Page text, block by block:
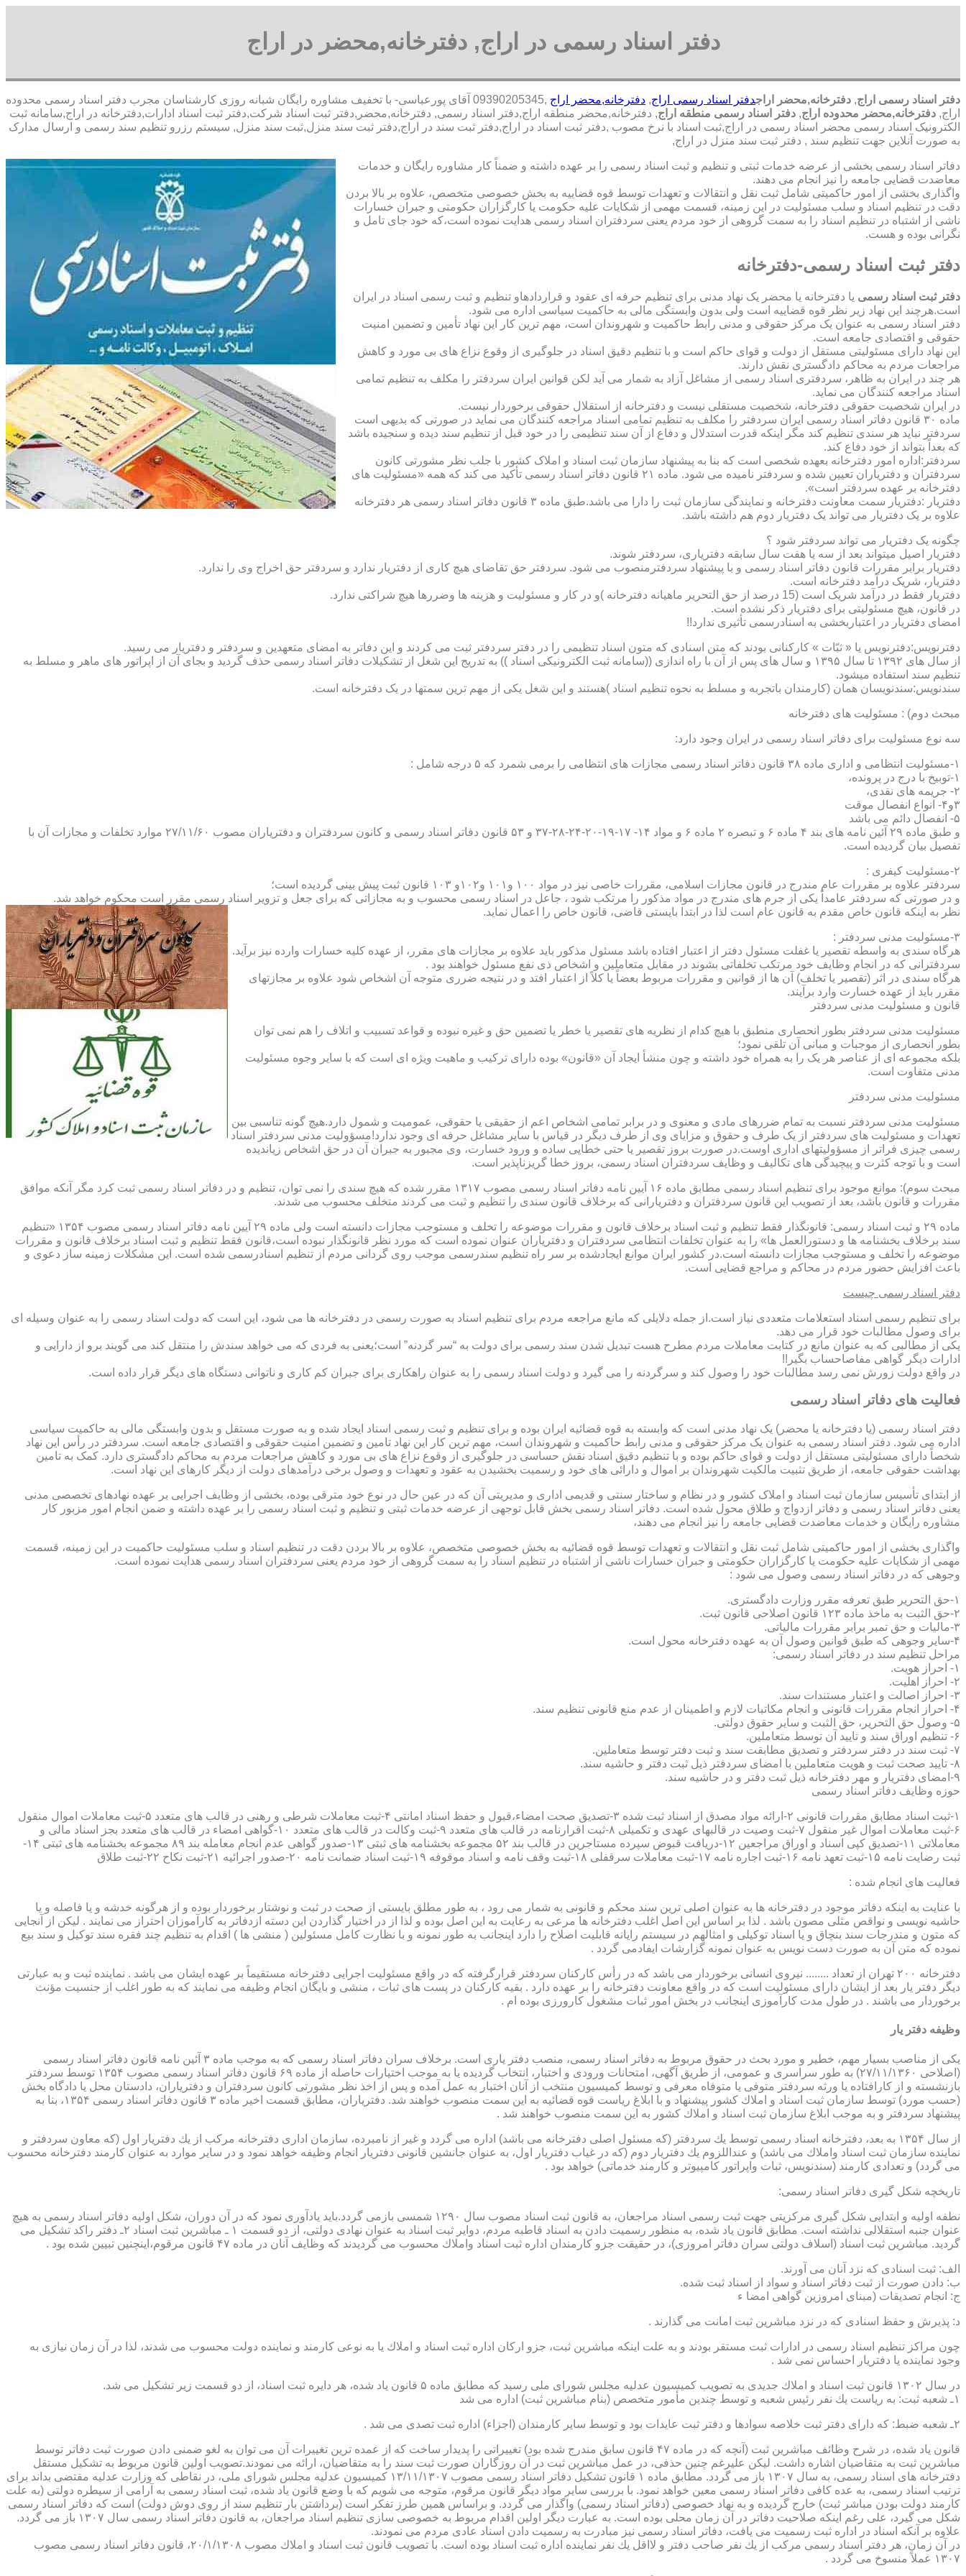
دفتر اسناد رسمی در اراج, دفترخانه,محضر در اراج
دفتر اسناد رسمی اراج, دفترخانه,محضر اراجدفتر اسناد رسمی اراج, دفترخانه,محضر اراج
,09390205345 آقای پورعباسی- با تخفیف مشاوره رايگان شبانه روزی کارشناسان مجرب دفتر اسناد رسمی محدوده
اراج, دفترخانه,محضر محدوده اراج, دفتر اسناد رسمی منطقه اراج, دفترخانه,محضر منطقه اراج,دفتر اسناد رسمی, دفترخانه,محضر,دفتر ثبت اسناد شرکت,دفتر ثبت اسناد ادارات,دفترخانه در اراج,سامانه ثبت
الکترونیک اسناد رسمی محضر اسناد رسمی در اراج,ثبت اسناد با نرخ مصوب ,دفتر ثبت اسناد در اراج,دفتر ثبت سند در اراج,دفتر ثبت سند منزل,ثبت سند منزل, سیستم رزرو تنظیم سند رسمی و ارسال مدارک
به صورت آنلاین جهت تنظیم سند , دفتر ثبت سند منزل در اراج,
دفاتر اسناد رسمی بخشی از عرضه خدمات ثبتی و تنظیم و ثبت اسناد رسمی را بر عهده داشته و ضمناً کار مشاوره رایگان و خدمات
معاضدت قضایی جامعه را نیز انجام می دهند.
واگذاری بخشی از امور حاکمیتی شامل ثبت نقل و انتقالات و تعهدات توسط قوه قضاییه به بخش خصوصی متخصص، علاوه بر بالا بردن
دقت در تنظیم اسناد و سلب مسئولیت در این زمینه، قسمت مهمی از شکایات علیه حکومت یا کارگزاران حکومتی و جبران خسارات
ناشی از اشتباه در تنظیم اسناد را به سمت گروهی از خود مردم یعنی سردفتران اسناد رسمی هدایت نموده است،که خود جای تامل و
نگرانی بوده و هست.
دفتر ثبت اسناد رسمی-دفترخانه
دفتر ثبت اسناد رسمی یا دفترخانه یا محضر یک نهاد مدنی برای تنظیم حرفه ای عقود و قراردادهاو تنظیم و ثبت رسمی اسناد در ایران
است.هرچند این نهاد زیر نظر قوه قضاییه است ولی بدون وابستگی مالی به حاکمیت سیاسی اداره می شود.
دفتر اسناد رسمی به عنوان یک مرکز حقوقی و مدنی رابط حاکمیت و شهروندان است، مهم ترین کار این نهاد تأمین و تضمین امنیت
حقوقی و اقتصادی جامعه است.
این نهاد دارای مسئولیتی مستقل از دولت و قوای حاکم است و با تنظیم دقیق اسناد در جلوگیری از وقوع نزاع های بی مورد و کاهش
مراجعات مردم به محاکم دادگستری نقش دارند.
هر چند در ایران به ظاهر، سردفتری اسناد رسمی از مشاغل آزاد به شمار می آید لکن قوانین ایران سردفتر را مکلف به تنظیم تمامی
اسناد مراجعه کنندگان می نماید.
در ایران شخصیت حقوقی دفترخانه، شخصیت مستقلی نیست و دفترخانه از استقلال حقوقی برخوردار نیست.
ماده ۳۰ قانون دفاتر اسناد رسمی ایران سردفتر را مکلف به تنظیم تمامی اسناد مراجعه کنندگان می نماید در صورتی که بدیهی است
سردفتر نباید هر سندی تنظیم کند مگر اینکه قدرت استدلال و دفاع از آن سند تنظیمی را در خود قبل از تنظیم سند دیده و سنجیده باشد
که بعداً بتواند از خود دفاع کند.
سردفتر:اداره امور دفترخانه بعهده شخصی است که بنا به پیشنهاد سازمان ثبت اسناد و املاک کشور با جلب نظر مشورتی کانون
سردفتران و دفتریاران تعیین شده و سردفتر نامیده می شود. ماده ۲۱ قانون دفاتر اسناد رسمی تأکید می کند که همه «مسئولیت های
دفترخانه بر عهده سردفتر است».
دفتریار :دفتریار سمت معاونت دفترخانه و نمایندگی سازمان ثبت را دارا می باشد.طبق ماده ۳ قانون دفاتر اسناد رسمی هر دفترخانه
علاوه بر یک دفتریار می تواند یک دفتریار دوم هم داشته باشد.
چگونه یک دفتریار می تواند سردفتر شود ؟
دفتریار اصیل میتواند بعد از سه یا هفت سال سابقه دفتریاری، سردفتر شوند.
دفتریار برابر مقررات قانون دفاتر اسناد رسمی و با پیشنهاد سردفترمنصوب می شود. سردفتر حق تقاضای هیچ کاری از دفتریار ندارد و سردفتر حق اخراج وی را ندارد.
دفتریار، شریک درآمد دفترخانه است.
دفتریار فقط در درآمد شریک است (15 درصد از حق التحریر ماهیانه دفترخانه )و در کار و مسئولیت و هزینه ها وضررها هیچ شراکتی ندارد.
در قانون، هیچ مسئولیتی برای دفتریار ذکر نشده است.
امضای دفتریار در اعتباربخشی به اسنادرسمی تأثیری ندارد!!
دفترنویس:دفترنویس یا « ثبّات » کارکنانی بودند که متن اسنادی که متون اسناد تنظیمی را در دفتر سردفتر ثبت می کردند و این دفاتر به امضای متعهدین و سردفتر و دفتریار می رسید.
از سال های ۱۳۹۲ تا سال ۱۳۹۵ و سال های پس از آن با راه اندازی ((سامانه ثبت الکترونیکی اسناد )) به تدریج این شغل از تشکیلات دفاتر اسناد رسمی حذف گردید و بجای آن از اپراتور های ماهر و مسلط به
تنظیم سند استفاده میشود.
سندنویس:سندنویسان همان (کارمندان باتجربه و مسلط به نحوه تنظیم اسناد )هستند و این شغل یکی از مهم ترین سمتها در یک دفترخانه است.
مبحث دوم) : مسئولیت های دفترخانه
سه نوع مسئولیت برای دفاتر اسناد رسمی در ایران وجود دارد:
۱-مسئولیت انتظامی و اداری ماده ۳۸ قانون دفاتر اسناد رسمی مجازات های انتظامی را برمی شمرد که ۵ درجه شامل :
۱-توبیخ با درج در پرونده،
۲- جریمه های نقدی،
۳و۴- انواع انفصال موقت
۵- انفصال دائم می باشد
و طبق ماده ۲۹ آئین نامه های بند ۴ ماده ۶ و تبصره ۲ ماده ۶ و مواد ۱۴- ۱۷-۱۹-۲۰-۲۴-۲۸-۳۷ و ۵۳ قانون دفاتر اسناد رسمی و کانون سردفتران و دفتریاران مصوب ۲۷/۱۱/۶۰ موارد تخلفات و مجازات آن با
تفصیل بیان گردیده است.
۲-مسئولیت کیفری :
سردفتر علاوه بر مقررات عام مندرج در قانون مجازات اسلامی، مقررات خاصی نیز در مواد ۱۰۰ و۱۰۱ و۱۰۲و ۱۰۳ قانون ثبت پیش بینی گردیده است؛
و در صورتی که سردفتر عامداً یکی از جرم های مندرج در مواد مذکور را مرتکب شود ، جاعل در اسناد رسمی محسوب و به مجازاتی که برای جعل و تزویر اسناد رسمی مقرر است محکوم خواهد شد.
نظر به اینکه قانون خاص مقدم به قانون عام است لذا در ابتدا بایستی قاضی، قانون خاص را اعمال نماید.
۳-مسئولیت مدنی سردفتر :
هرگاه سندی به واسطه تقصیر یا غفلت مسئول دفتر از اعتبار افتاده باشد مسئول مذکور باید علاوه بر مجازات های مقرر، از عهده کلیه خسارات وارده نیز برآید.
سردفترانی که در انجام وظایف خود مرتکب تخلفاتی بشوند در مقابل متعاملین و اشخاص ذی نفع مسئول خواهند بود .
هرگاه سندی در اثر (تقصیر یا تخلف) آن ها از قوانین و مقررات مربوط بعضاً یا کلاً از اعتبار افتد و در نتیجه ضرری متوجه آن اشخاص شود علاوه بر مجازتهای
مقرر باید از عهده خسارت وارد برآیند.
قانون و مسئولیت مدنی سردفتر
مسئولیت مدنی سردفتر بطور انحصاری منطبق با هیچ کدام از نظریه های تقصیر یا خطر یا تضمین حق و غیره نبوده و قواعد تسبیب و اتلاف را هم نمی توان
بطور انحصاری از موجبات و مبانی آن تلقی نمود؛
بلکه مجموعه ای از عناصر هر یک را به همراه خود داشته و چون منشأ ایجاد آن «قانون» بوده دارای ترکیب و ماهیت ویژه ای است که با سایر وجوه مسئولیت
مدنی متفاوت است.
مسئولیت مدنی سردفتر
مسئولیت مدنی سردفتر نسبت به تمام ضررهای مادی و معنوی و در برابر تمامی اشخاص اعم از حقیقی یا حقوقی، عمومیت و شمول دارد.هیچ گونه تناسبی بین
تعهدات و مسئولیت های سردفتر از یک طرف و حقوق و مزایای وی از طرف دیگر در قیاس با سایر مشاغل حرفه ای وجود ندارد!مسؤولیت مدنی سردفتر اسناد
رسمی چیزی فراتر از مسؤولیتهای اداری اوست.در صورت بروز تقصیر یا حتی خطایی ساده و ورود خسارت، وی مجبور به جبران آن در حق اشخاص زیاندیده
است و با توجه کثرت و پیچیدگی های تکالیف و وظایف سردفتران اسناد رسمی، بروز خطا گریزناپذیر است.
مبحث سوم): موانع موجود برای تنظیم اسناد رسمی مطابق ماده ۱۶ آیین نامه دفاتر اسناد رسمی مصوب ۱۳۱۷ مقرر شده که هیچ سندی را نمی توان، تنظیم و در دفاتر اسناد رسمی ثبت کرد مگر آنکه موافق
مقررات و قانون باشد، بعد از تصویب این قانون سردفتران و دفتریارانی که برخلاف قانون سندی را تنظیم و ثبت می کردند متخلف محسوب می شدند.
ماده ۲۹ و ثبت اسناد رسمی: قانونگذار فقط تنظیم و ثبت اسناد برخلاف قانون و مقررات موضوعه را تخلف و مستوجب مجازات دانسته است ولی ماده ۲۹ آیین نامه دفاتر اسناد رسمی مصوب ۱۳۵۴ «تنظیم
سند برخلاف بخشنامه ها و دستورالعمل ها» را به عنوان تخلفات انتظامی سردفتران و دفتریاران عنوان نموده است که مورد نظر قانونگذار نبوده است،قانون فقط تنظیم و ثبت اسناد برخلاف قانون و مقررات
موضوعه را تخلف و مستوجب مجازات دانسته است.در کشور ایران موانع ایجادشده بر سر راه تنظیم سندرسمی موجب روی گردانی مردم از تنظیم اسنادرسمی شده است. این مشکلات زمینه ساز دعوی و
باعث افزایش حضور مردم در محاکم و مراجع قضایی است.
دفتر اسناد رسمی چیست
برای تنظیم رسمی اسناد استعلامات متعددی نیاز است.از جمله دلایلی که مانع مراجعه مردم برای تنظیم اسناد به صورت رسمی در دفترخانه ها می شود، این است که دولت اسناد رسمی را به عنوان وسیله ای
برای وصول مطالبات خود قرار می دهد.
یکی از مطالبی که به عنوان مانع در کتابت معاملات مردم مطرح هست تبدیل شدن سند رسمی برای دولت به “سر گردنه” است؛یعنی به فردی که می خواهد سندش را منتقل کند می گویند برو از دارایی و
ادارات دیگر گواهی مفاصاحساب بگیر!!
در واقع دولت زورش نمی رسد مطالبات خود را وصول کند و سرگردنه را می گیرد و دولت اسناد رسمی را به عنوان راهکاری برای جبران کم کاری و ناتوانی دستگاه های دیگر قرار داده است.
فعالیت های دفاتر اسناد رسمی
دفتر اسناد رسمی (یا دفترخانه یا محضر) یک نهاد مدنی است که وابسته به قوه قضائیه ایران بوده و برای تنظیم و ثبت رسمی اسناد ایجاد شده و به صورت مستقل و بدون وابستگی مالی به حاکمیت سیاسی
اداره می شود. دفتر اسناد رسمی به عنوان یک مرکز حقوقی و مدنی رابط حاکمیت و شهروندان است، مهم ترین کار این نهاد تامین و تضمین امنیت حقوقی و اقتصادی جامعه است. سردفتر در رأس این نهاد
شخصاً دارای مسئولیتی مستقل از دولت و قوای حاکم بوده و با تنظیم دقیق اسناد نقش حساسی در جلوگیری از وقوع نزاع های بی مورد و کاهش مراجعات مردم به محاکم دادگستری دارد. کمک به تامین
بهداشت حقوقی جامعه، از طریق تثبیت مالکیت شهروندان بر اموال و دارائی های خود و رسمیت بخشیدن به عقود و تعهدات و وصول برخی درآمدهای دولت از دیگر کارهای این نهاد است.
از ابتدای تأسیس سازمان ثبت اسناد و املاک کشور و در نظام و ساختار سنتی و قدیمی اداری و مدیریتی آن که در عین حال در نوع خود مترقی بوده، بخشی از وظایف اجرایی بر عهده نهادهای تخصصی مدنی
یعنی دفاتر اسناد رسمی و دفاتر ازدواج و طلاق محول شده است. دفاتر اسناد رسمی بخش قابل توجهی از عرضه خدمات ثبتی و تنظیم و ثبت اسناد رسمی را بر عهده داشته و ضمن انجام امور مزبور کار
مشاوره رایگان و خدمات معاضدت قضایی جامعه را نیز انجام می دهند،
واگذاری بخشی از امور حاکمیتی شامل ثبت نقل و انتقالات و تعهدات توسط قوه قضائیه به بخش خصوصی متخصص، علاوه بر بالا بردن دقت در تنظیم اسناد و سلب مسئولیت حاکمیت در این زمینه، قسمت
مهمی از شکایات علیه حکومت یا کارگزاران حکومتی و جبران خسارات ناشی از اشتباه در تنظیم اسناد را به سمت گروهی از خود مردم یعنی سردفتران اسناد رسمی هدایت نموده است.
وجوهی که در دفاتر اسناد رسمی وصول می شود :
۱-حق التحریر طبق تعرفه مقرر وزارت دادگستری.
۲-حق الثبت به ماخذ ماده ۱۲۳ قانون اصلاحی قانون ثبت.
۳-مالیات و حق تمبر برابر مقررات مالیاتی.
۴-سایر وجوهی که طبق قوانین وصول آن به عهده دفترخانه محول است.
مراحل تنظیم سند در دفاتر اسناد رسمی:
۱- احراز هویت.
۲- احراز اهلیت.
۳- احراز اصالت و اعتبار مستندات سند.
۴- احراز انجام مقررات قانونی و انجام مکاتبات لازم و اطمینان از عدم منع قانونی تنظیم سند.
۵- وصول حق التحریر، حق الثبت و سایر حقوق دولتی.
۶- تنظیم اوراق سند و تایید آن توسط متعاملین.
۷- ثبت سند در دفتر سردفتر و تصدیق مطابقت سند و ثبت دفتر توسط متعاملین.
۸- تایید صحت ثبت و هویت متعاملین با امضای سردفتر ذیل ثبت دفتر و حاشیه سند.
۹-امضای دفتریار و مهر دفترخانه ذیل ثبت دفتر و در حاشیه سند.
حوزه وظایف دفاتر اسناد رسمی
۱-ثبت اسناد مطابق مقررات قانونی ۲-ارائه مواد مصدق از اسناد ثبت شده ۳-تصدیق صحت امضاء،قبول و حفظ اسناد امانتی ۴-ثبت معاملات شرطی و رهنی در قالب های متعدد ۵-ثبت معاملات اموال منقول
۶-ثبت معاملات اموال غیر منقول ۷-ثبت وصیت در قالبهای عهدی و تکمیلی ۸-ثبت اقرارنامه در قالب های متعدد ۹-ثبت وکالت در قالب های متعدد ۱۰-گواهی امضاء در قالب های متعدد بجز اسناد مالی و
معاملاتی ۱۱-تصدیق کپی اسناد و اوراق مراجعین ۱۲-دریافت قبوض سپرده مستاجرین در قالب بند ۵۲ مجموعه بخشنامه های ثبتی ۱۳-صدور گواهی عدم انجام معامله بند ۸۹ مجموعه بخشنامه های ثبتی ۱۴-
ثبت رضایت نامه ۱۵-ثبت تعهد نامه ۱۶-ثبت اجاره نامه ۱۷-ثبت معاملات سرقفلی ۱۸-ثبت وقف نامه و اسناد موقوفه ۱۹-ثبت اسناد ضمانت نامه ۲۰-صدور اجرائیه ۲۱-ثبت نکاح ۲۲-ثبت طلاق
فعالیت های انجام شده :
با عنایت به اینکه دفاتر موجود در دفترخانه ها به عنوان اصلی ترین سند محکم و قانونی به شمار می رود ، به طور مطلق بایستی از صحت در ثبت و نوشتار برخوردار بوده و از هرگونه خدشه و یا فاصله و یا
حاشیه نویسی و نواقص مثلی مصون باشد . لذا بر اساس این اصل اغلب دفترخانه ها مرعی به رعایت به این اصل بوده و لذا از در اختیار گذاردن این دسته ازدفاتر به کارآموزان احتراز می نمایند . لیکن از آنجایی
که متون و مندرجات سند بنچاق و یا اسناد توکیلی و امثالهم در سیستم رایانه قابلیت اصلاح را دارد اینجانب به طور نمونه و با نظارت کامل مسئولین ( منشی ها ) اقدام به تنظیم چند فقره سند توکیل و سند بیع
نموده که متن آن به صورت دست نویس به عنوان نمونه گزارشات ایفادمی گردد .
دفترخانه ۲۰۰ تهران از تعداد ........ نیروی انسانی برخوردار می باشد که در رأس کارکنان سردفتر قرارگرفته که در واقع مسئولیت اجرایی دفترخانه مستقیماً بر عهده ایشان می باشد . نماینده ثبت و به عبارتی
دیگر دفتر یار بعد از ایشان دارای مسئولیت است که در واقع معاونت دفترخانه را بر عهده دارد . بقیه کارکنان در پست های ثبات ، منشی و بایگان انجام وظیفه می نمایند که به طور اغلب از جنسیت مؤنث
برخوردار می باشند . در طول مدت کارآموزی اینجانب در بخش امور ثبات مشغول کارورزی بوده ام .
وظیفه دفتر یار
یكی از مناصب بسیار مهم، خطیر و مورد بحث در حقوق مربوط به دفاتر اسناد رسمی، منصب دفتر یاری است. برخلاف سران دفاتر اسناد رسمی كه به موجب ماده ۳ آئین نامه قانون دفاتر اسناد رسمی
(اصلاحی ۲۷/۱۱/۱۳۶۰) به طور سراسری و عمومی، از طریق آگهی، امتحانات ورودی و اختبار، انتخاب گردیده یا به موجب اختیارات حاصله از ماده ۶۹ قانون دفاتر اسناد رسمی مصوب ۱۳۵۴ توسط سردفتر
بازنشسته و از كارافتاده یا ورثه سردفتر متوفی یا متوفاه معرفی و توسط كمیسیون منتخب از آنان اختبار به عمل آمده و پس از اخذ نظر مشورتی كانون سردفتران و دفتریاران، دادستان محل یا دادگاه بخش
(حسب مورد) توسط سازمان ثبت اسناد و املاك كشور پیشنهاد و با ابلاغ ریاست قوه قضائیه به این سمت منصوب خواهند شد. دفتریاران، مطابق قسمت اخیر ماده ۳ قانون دفاتر اسناد رسمی ۱۳۵۴، بنا به
پیشنهاد سردفتر و به موجب ابلاغ سازمان ثبت اسناد و املاك كشور به این سمت منصوب خواهند شد .
از سال ۱۳۵۴ به بعد، دفترخانه اسناد رسمی توسط یك سردفتر (كه مسئول اصلی دفترخانه می باشد) اداره می گردد و غیر از نامبرده، سازمان اداری دفترخانه مركب از یك دفتریار اول (كه معاون سردفتر و
نماینده سازمان ثبت اسناد واملاك می باشد) و عنداللزوم یك دفتریار دوم (كه در غیاب دفتریار اول، به عنوان جانشین قانونی دفتریار انجام وظیفه خواهد نمود و در سایر موارد به عنوان كارمند دفترخانه محسوب
می گردد) و تعدادی كارمند (سندنویس، ثبات واپراتور كامپیوتر و كارمند خدماتی) خواهد بود .
تاریخچه شكل گیری دفاتر اسناد رسمی:
نطفه اولیه و ابتدایی شكل گیری مركزیتی جهت ثبت رسمی اسناد مراجعان، به قانون ثبت اسناد مصوب سال ۱۲۹۰ شمسی بازمی گردد.باید یادآوری نمود كه در آن دوران، شكل اولیه دفاتر اسناد رسمی به هیچ
عنوان جنبه استقلالی نداشته است. مطابق قانون یاد شده، به منظور رسمیت دادن به اسناد قاطبه مردم، دوایر ثبت اسناد به عنوان نهادی دولتی، از دو قسمت ۱ ـ مباشرین ثبت اسناد ۲ـ دفتر راكد تشكیل می
گردید. مباشرین ثبت اسناد (اسلاف دولتی سران دفاتر امروزی)، در حقیقت جزو كارمندان اداره ثبت اسناد واملاك محسوب می گردیدند كه وظایف آنان در ماده ۴۷ قانون مرقوم،اینچنین تبیین شده بود .
الف: ثبت اسنادی كه نزد آنان می آورند.
ب: دادن صورت از ثبت دفاتر اسناد و سواد از اسناد ثبت شده.
ج: انجام تصدیقات (مبنای امروزین گواهی امضا ء
د: پذیرش و حفظ اسنادی كه در نزد مباشرین ثبت امانت می گذارند .
چون مراكز تنظیم اسناد رسمی در ادارات ثبت مستقر بودند و به علت اینكه مباشرین ثبت، جزو اركان اداره ثبت اسناد و املاك یا به نوعی كارمند و نماینده دولت محسوب می شدند، لذا در آن زمان نیازی به
وجود نماینده یا دفتریار احساس نمی شد .
در سال ۱۳۰۲ قانون ثبت اسناد و املاك جدیدی به تصویب كمیسیون عدلیه مجلس شورای ملی رسید كه مطابق ماده ۵ قانون یاد شده، هر دایره ثبت اسناد، از دو قسمت زیر تشكیل می شد.
۱ـ شعبه ثبت: به ریاست یك نفر رئیس شعبه و توسط چندین مأمور متخصص (بنام مباشرین ثبت) اداره می شد
۲ـ شعبه ضبط: كه دارای دفتر ثبت خلاصه سوادها و دفتر ثبت عایدات بود و توسط سایر كارمندان (اجزاء) اداره ثبت تصدی می شد .
قانون یاد شده، در شرح وظائف مباشرین ثبت (آنچه كه در ماده ۴۷ قانون سابق مندرج شده بود) تغییراتی را پدیدار ساخت كه از عمده ترین تغییرات آن می توان به لغو ضمنی دادن صورت ثبت دفاتر توسط
مباشرین ثبت به متقاضیان اشاره داشت. لیكن علیرغم چنین حذفی، در عمل مباشرین ثبت در آن روزگاران صورت ثبت سند را به متقاضیان، ارائه می نمودند.تصویب اولین قانون مربوط به تشكیل مستقل
دفترخانه های اسناد رسمی، به سال ۱۳۰۷ باز می گردد. مطابق ماده ۱ قانون تشكیل دفاتر اسناد رسمی مصوب ۱۳/۱۱/۱۳۰۷ كمیسیون عدلیه مجلس شورای ملی، در نقاطی كه وزارت عدلیه مقتضی بداند برای
ترتیب اسناد رسمی، به عده كافی دفاتر اسناد رسمی معین خواهد نمود. با بررسی سایر مواد دیگر قانون مرقوم، متوجه می شویم كه با وضع قانون یاد شده، ثبت اسناد رسمی به آرامی از سیطره دولتی (به علت
كارمند دولت بودن مباشر ثبت) خارج گردیده و به نهاد خصوصی (دفاتر اسناد رسمی) واگذار می گردد. و براساس همین طرز تفكر است (برداشتن بار تنظیم سند از روی دوش دولت) است كه دفاتر اسناد رسمی
شكل می گیرد، علی رغم اینكه صلاحیت دفاتر در آن زمان محلی بوده است. به عبارت دیگر اولین اقدام مربوط به خصوصی سازی تنظیم اسناد مراجعان، به قانون دفاتر اسناد رسمی سال ۱۳۰۷ باز می گردد.
علاوه بر آنكه اسناد در اداره ثبت رسمیت می یافت، دفاتر اسناد رسمی نیز مبادرت به رسمیت دادن اسناد عادی مردم می نمودند.
در آن زمان، هر دفتر اسناد رسمی مركب از یك نفر صاحب دفتر و لااقل یك نفر نماینده اداره ثبت اسناد بوده است. با تصویب قانون ثبت اسناد و املاك مصوب ۲۰/۱/۱۳۰۸، قانون دفاتر اسناد رسمی مصوب
۱۳۰۷ عملاً منسوخ می گردد .